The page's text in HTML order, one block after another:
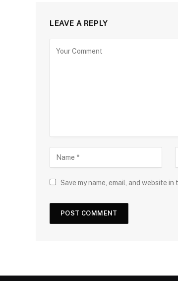
LEAVE A REPLY
Save my name, email, and website